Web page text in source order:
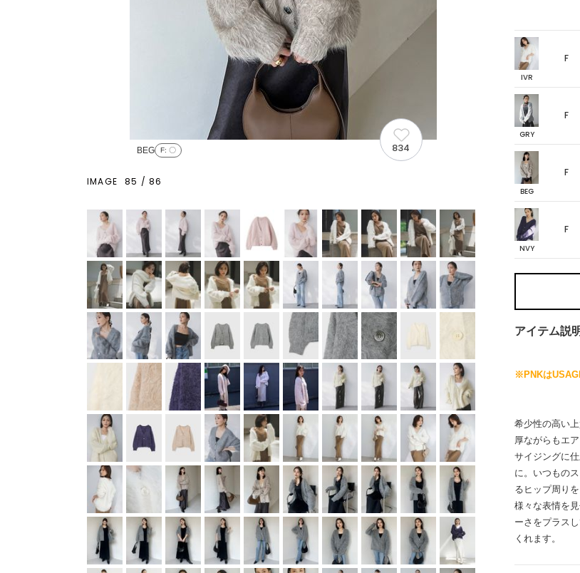
IVR
F
GRY
F
BEG
F
NVY
F
アイテム説
※PNKは
希少性の高い
厚ながらもエ
サイジングに
に。いつもの
るヒップ周り
様々な表情を
ーさをプラス
くれます。
BEG F: 〇 834
IMAGE 85 /86